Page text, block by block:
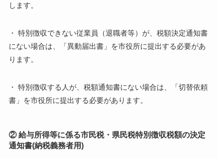
します。
・ 特別徴収できない従業員（退職者等）が、税額決定通知書
にない場合は、「異動届出書」を市役所に提出する必要があ
ります。
・ 特別徴収する人が、税額通知書にない場合は、「切替依頼
書」を市役所に提出する必要があります。
② 給与所得等に係る市民税・県民税特別徴収税額の決定
通知書(納税義務者用)